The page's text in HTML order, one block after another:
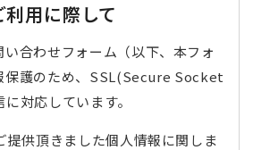
利用に際して
い合わせフォーム（以下、本フォ
保護のため、SSL(Secure Socket
対応しています。
提供頂きました個人情報に関しま